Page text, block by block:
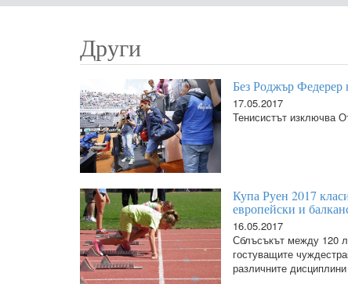
Други
Без Роджър Федерер
17.05.2017
Тенисистът изключва
Купа Руен 2017
европейски и
16.05.2017
Сблъсъкът между 120
гостуващите
различните